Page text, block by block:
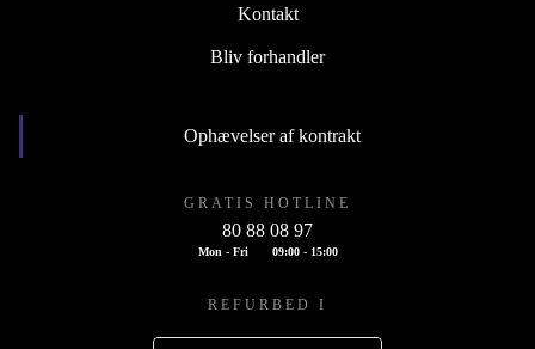
Kontakt
Bliv forhandler
Ophævelser af kontrakt
GRATIS HOTLINE
80 88 08 97
Mon - Fri 09:00 - 15:00
REFURBED I